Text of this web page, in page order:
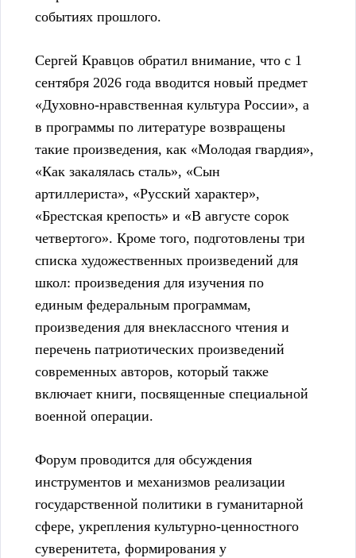
событиях прошлого.
Сергей Кравцов обратил внимание, что с 1
сентября 2026 года вводится новый предмет
«Духовно-нравственная культура России», а
в программы по литературе возвращены
такие произведения, как «Молодая гвардия»,
«Как закалялась сталь», «Сын
артиллериста», «Русский характер»,
«Брестская крепость» и «В августе сорок
четвертого». Кроме того, подготовлены три
списка художественных произведений для
школ: произведения для изучения по
единым федеральным программам,
произведения для внеклассного чтения и
перечень патриотических произведений
современных авторов, который также
включает книги, посвященные специальной
военной операции.
Форум проводится для обсуждения
инструментов и механизмов реализации
государственной политики в гуманитарной
сфере, укрепления культурно-ценностного
суверенитета, формирования у